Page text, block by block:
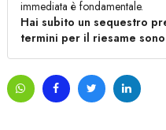
immediata è fondamentale.
Hai subito un sequestro
termini per il riesame